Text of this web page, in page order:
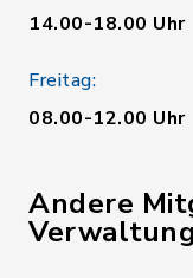
14.00-18.00 Uhr
Freitag:
08.00-12.00 Uhr
Andere